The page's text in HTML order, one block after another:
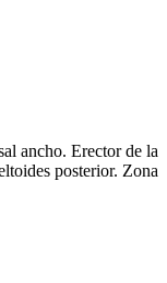
ancho. Erector de la
posterior. Zona